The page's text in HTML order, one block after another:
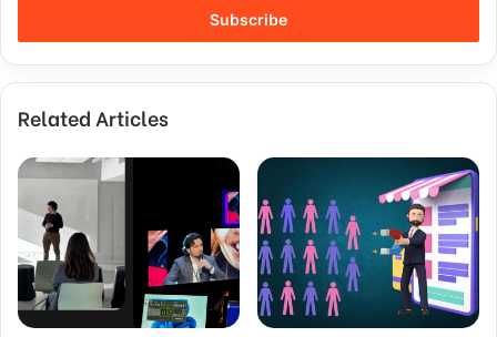
r
y
u
E
m
a
l
d
d
Related Articles